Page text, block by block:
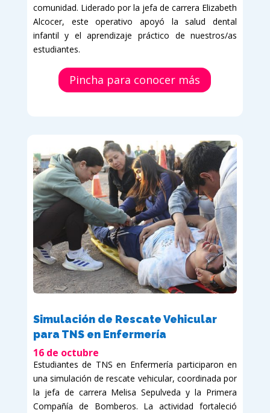
comunidad. Liderado por la jefa de carrera Elizabeth
Alcocer, este operativo apoyó la salud dental
infantil y el aprendizaje práctico de nuestros/as
estudiantes.
Pincha para conocer más
Simulación de Rescate Vehicular
para TNS en Enfermería
16 de octubre
Estudiantes de TNS en Enfermería participaron en
una simulación de rescate vehicular, coordinada por
la jefa de carrera Melisa Sepulveda y la Primera
Compañía de Bomberos. La actividad fortaleció